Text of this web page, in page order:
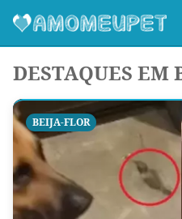
DESTAQUES EM
BEIJA-FLOR